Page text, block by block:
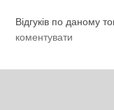
Відгуків по даному
коментувати